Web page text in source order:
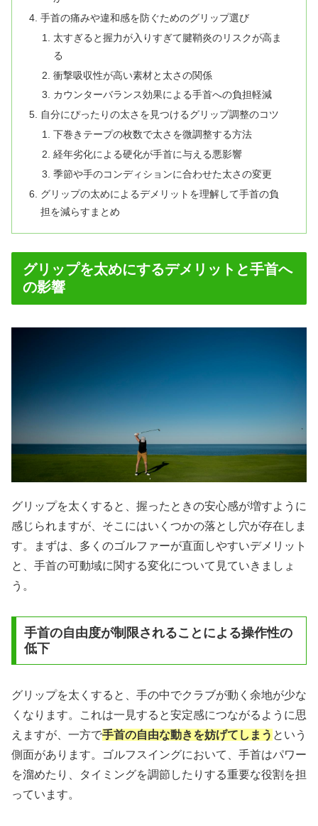
手首の痛みや違和感を防ぐためのグリップ選び
太すぎると握力が入りすぎて腱鞘炎のリスクが高ま
る
衝撃吸収性が高い素材と太さの関係
カウンターバランス効果による手首への負担軽減
自分にぴったりの太さを見つけるグリップ調整のコツ
下巻きテープの枚数で太さを微調整する方法
経年劣化による硬化が手首に与える悪影響
季節や手のコンディションに合わせた太さの変更
グリップの太めによるデメリットを理解して手首の負
担を減らすまとめ
グリップを太めにするデメリットと手首へ
の影響
グリップを太くすると、握ったときの安心感が増すように
感じられますが、そこにはいくつかの落とし穴が存在しま
す。まずは、多くのゴルファーが直面しやすいデメリット
と、手首の可動域に関する変化について見ていきましょ
う。
手首の自由度が制限されることによる操作性の
低下
グリップを太くすると、手の中でクラブが動く余地が少な
くなります。これは一見すると安定感につながるように思
えますが、一方で手首の自由な動きを妨げてしまう という
側面があります。ゴルフスイングにおいて、手首はパワー
を溜めたり、タイミングを調節したりする重要な役割を担
っています。